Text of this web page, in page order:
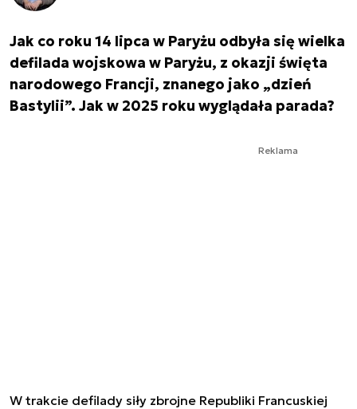
Jak co roku 14 lipca w Paryżu odbyła się wielka
defilada wojskowa w Paryżu, z okazji święta
narodowego Francji, znanego jako „dzień
Bastylii”. Jak w 2025 roku wyglądała parada?
Reklama
W trakcie defilady siły zbrojne Republiki Francuskiej